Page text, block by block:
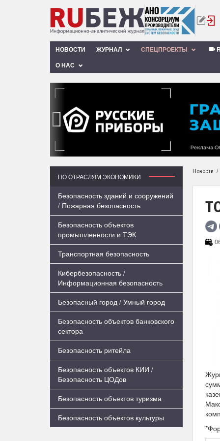
НОВОСТИ ЖУРНАЛ СПЕЦПРОЕКТЫ
О НАС
‹
ПО ОТРАСЛЯМ ЭКОНОМИКИ
Безопасность зданий и сооружений
/ Пожарная безопасность
Безопасность объектов
промышленности и ТЭК
Транспортная безопасность
Кибербезопасность /
Информационная безопасность
Безопасный город / Умный город
Безопасность объектов банковского
сектора
Безопасность ритейла
Безопасность объектов КИИ /
Безопасность ЦОДов
Безопасность объектов туризма
Безопасность объектов культуры
Новости /